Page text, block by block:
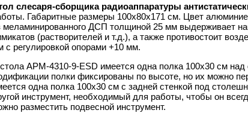
слесаря-сборщика радиоаппаратуры
Габаритные размеры 100х80х171 см. Цвет
меламинированного ДСП толщиной 25 мм выдерживает
(растворителей и т.д.), а также противостоит
с регулировкой опорами +10 мм.
АРМ-4310-9-ESD имеется одна полка 100x30 см
полки фиксированы по высоте, но их можно
одна полка 100х30 см с задней стенкой под
инструмент, необходимый для работы, чтобы он
разместить подвесной инструмент.